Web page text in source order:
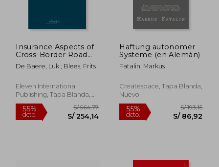
Insurance Aspects of
Cross-Border Road
Traffic Accidents (en
Inglés)
De Baere, Luk ; Blees, Frits
Eleven International
Publishing, Tapa Blanda,
Nuevo
Haftung autonomer
Systeme (en Alemán)
Fatalin, Markus
Createspace, Tapa Blanda,
Nuevo